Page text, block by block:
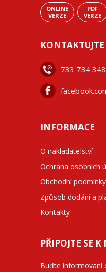
ONLINE
VERZE
PDF
VERZE
733 734 348
INFORMACE
O nakladatelství
Ochrana osobních
Obchodní podmínky
Způsob dodání a
Kontakty
PŘIPOJTE SE
Buďte informovaní